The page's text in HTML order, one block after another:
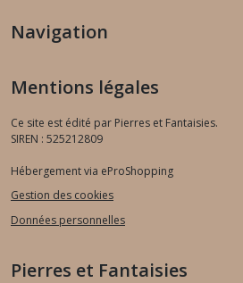
Navigation
Mentions légales
Ce site est édité par Pierres et Fantaisies.
SIREN : 525212809
Hébergement via eProShopping
Gestion des cookies
Données personnelles
Pierres et Fantaisies